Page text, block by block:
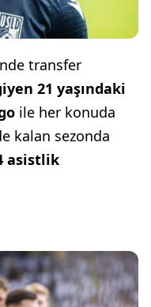
transfer
21 yaşındaki
ile her konuda
kalan sezonda
asistlik